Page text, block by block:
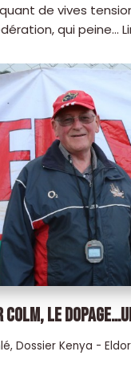
de vives
qui peine…
COLM, LE
, Dossier Kenya -